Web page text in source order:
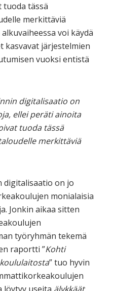
tässä
merkittäviä
voi käydä
kasvavat järjestelmien
vuoksi entistä
digitalisaatio on
ellei peräti ainoita
tuoda tässä
merkittäviä
digitalisaatio on jo
monialaisia
Jonkin aikaa sitten
työryhmän tekemä
raportti ”Kohti
” tuo hyvin